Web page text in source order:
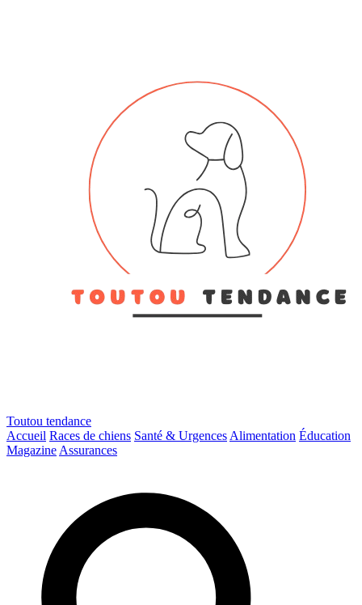
Toutou tendance
Accueil Races de chiens Santé & Urgences Alimentation Éducation
Magazine Assurances